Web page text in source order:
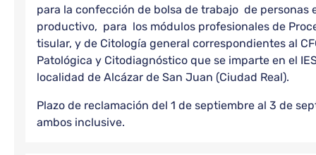
para la confección de bolsa de trabajo de personas
productivo, para los módulos profesionales de
tisular, y de Citología general correspondientes al
Patológica y Citodiagnóstico que se imparte en el
localidad de Alcázar de San Juan (Ciudad Real).
Plazo de reclamación del 1 de septiembre al 3 de
ambos inclusive.